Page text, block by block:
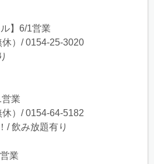
】6/1営業
）/ 0154-25-3020
営業
）/ 0154-64-5182
/ 飲み放題有り
業